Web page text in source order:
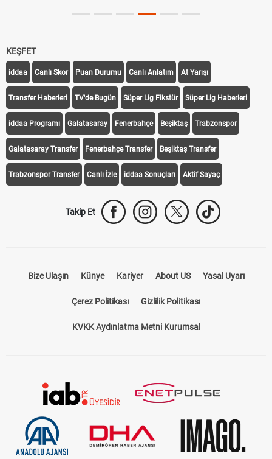
KEŞFET
iddaa Canlı Skor Puan Durumu Canlı Anlatım At Yarışı
Transfer Haberleri TV'de Bugün Süper Lig Fikstür Süper Lig Haberleri
iddaa Programı Galatasaray Fenerbahçe Beşiktaş Trabzonspor
Galatasaray Transfer Fenerbahçe Transfer Beşiktaş Transfer
Trabzonspor Transfer Canlı İzle iddaa Sonuçları Aktif Sayaç
Takip Et
Bize Ulaşın Künye Kariyer About US Yasal Uyarı
Çerez Politikası Gizlilik Politikası
KVKK Aydınlatma Metni Kurumsal